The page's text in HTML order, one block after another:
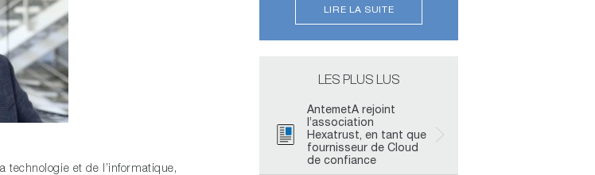
technologie et de l’informatique,
LIRE LA SUITE
LES PLUS LUS
AntemetA rejoint
l’association
Hexatrust, en tant que
fournisseur de Cloud
de confiance